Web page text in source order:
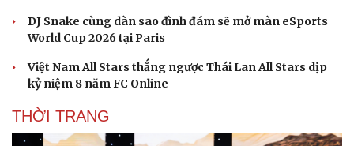
DJ Snake cùng dàn sao đình đám sẽ mở màn eSports
World Cup 2026 tại Paris
Việt Nam All Stars thắng ngược Thái Lan All Stars dịp
kỷ niệm 8 năm FC Online
THỜI TRANG